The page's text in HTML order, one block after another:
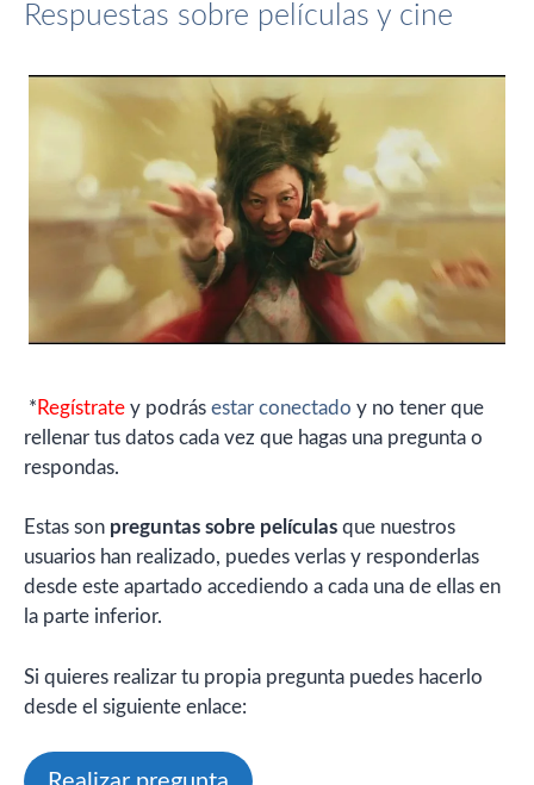
Respuestas sobre películas y cine
* Regístrate y podrás estar conectado y no tener que
rellenar tus datos cada vez que hagas una pregunta o
respondas.
Estas son preguntas sobre películas que nuestros
usuarios han realizado, puedes verlas y responderlas
desde este apartado accediendo a cada una de ellas en
la parte inferior.
Si quieres realizar tu propia pregunta puedes hacerlo
desde el siguiente enlace: